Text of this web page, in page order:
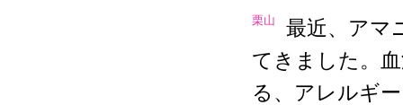
栗山
最近、アマ
てきました。
る、アレルギ